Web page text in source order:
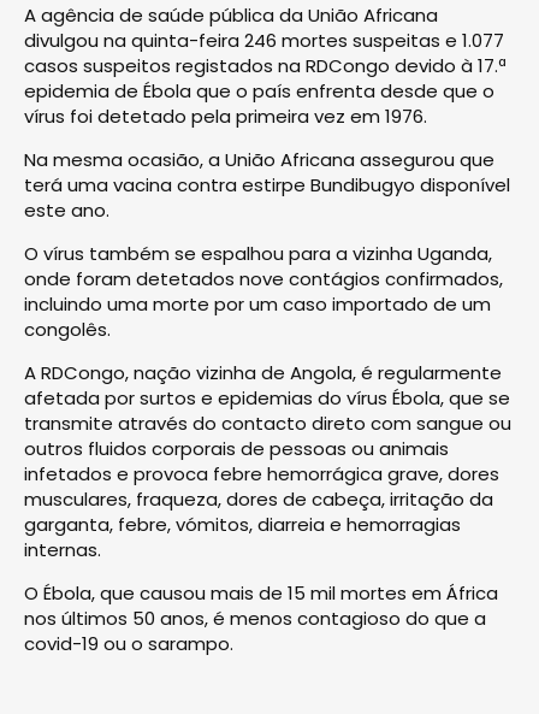
A agência de saúde pública da União Africana
divulgou na quinta-feira 246 mortes suspeitas e 1.077
casos suspeitos registados na RDCongo devido à 17.ª
epidemia de Ébola que o país enfrenta desde que o
vírus foi detetado pela primeira vez em 1976.
Na mesma ocasião, a União Africana assegurou que
terá uma vacina contra estirpe Bundibugyo disponível
este ano.
O vírus também se espalhou para a vizinha Uganda,
onde foram detetados nove contágios confirmados,
incluindo uma morte por um caso importado de um
congolês.
A RDCongo, nação vizinha de Angola, é regularmente
afetada por surtos e epidemias do vírus Ébola, que se
transmite através do contacto direto com sangue ou
outros fluidos corporais de pessoas ou animais
infetados e provoca febre hemorrágica grave, dores
musculares, fraqueza, dores de cabeça, irritação da
garganta, febre, vómitos, diarreia e hemorragias
internas.
O Ébola, que causou mais de 15 mil mortes em África
nos últimos 50 anos, é menos contagioso do que a
covid-19 ou o sarampo.